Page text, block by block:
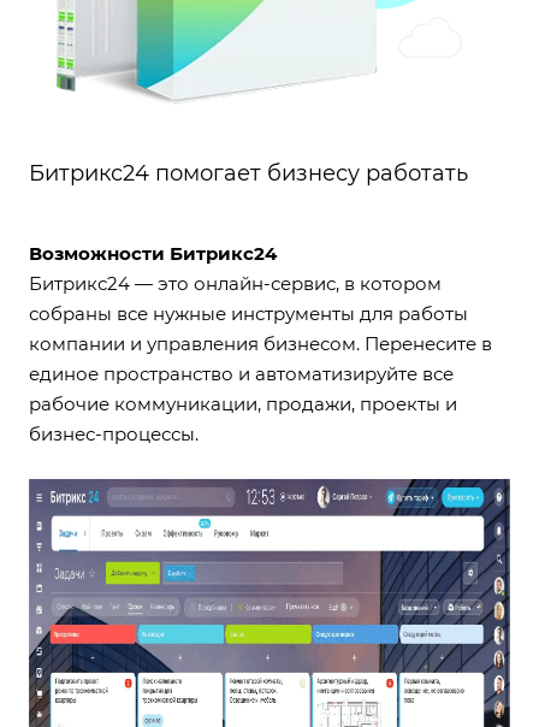
Битрикс24 помогает бизнесу работать
Возможности Битрикс24
Битрикс24 — это онлайн-сервис, в котором
собраны все нужные инструменты для работы
компании и управления бизнесом. Перенесите в
единое пространство и автоматизируйте все
рабочие коммуникации, продажи, проекты и
бизнес-процессы.